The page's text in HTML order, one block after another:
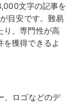
文字の記事を
目安です。難易
り、専門性が高
を獲得できるよ
、ロゴなどのデ